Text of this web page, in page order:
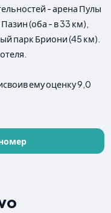
- арена Пулы
(оба - в 33 км),
парк Бриони (45 км).
ему оценку 9,0